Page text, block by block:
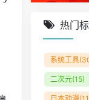
热门
系统工具
二次元(15)